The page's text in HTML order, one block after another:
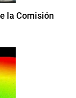
la Comisión